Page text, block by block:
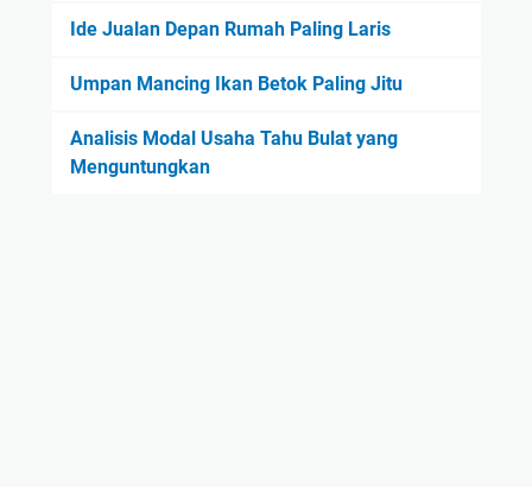
Ide Jualan Depan Rumah Paling Laris
Umpan Mancing Ikan Betok Paling Jitu
Analisis Modal Usaha Tahu Bulat yang
Menguntungkan